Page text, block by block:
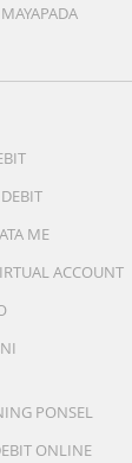
detik,
penghitung
ME
ACCOUNT
PONSEL
ONLINE